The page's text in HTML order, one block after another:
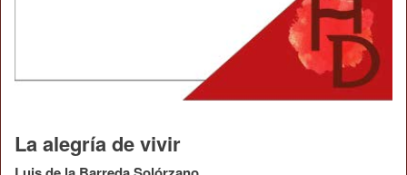
La alegría de vivir